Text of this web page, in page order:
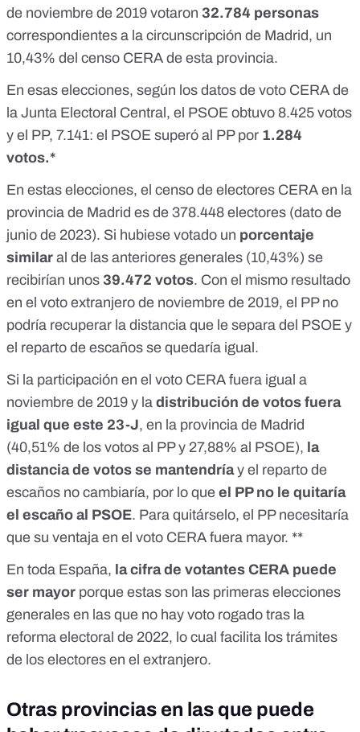
de noviembre de 2019 votaron 32.784 personas
correspondientes a la circunscripción de Madrid, un
10,43% del censo CERA de esta provincia.
En esas elecciones, según los datos de voto CERA de
la Junta Electoral Central , el PSOE obtuvo 8.425 votos
y el PP, 7.141: el PSOE superó al PP por 1.284
votos.*
En estas elecciones, el censo de electores CERA en la
provincia de Madrid es de 378.448 electores (dato de
junio de 2023). Si hubiese votado un porcentaje
similar al de las anteriores generales (10,43%) se
recibirían unos 39.472 votos. Con el mismo resultado
en el voto extranjero de noviembre de 2019, el PP no
podría recuperar la distancia que le separa del PSOE y
el reparto de escaños se quedaría igual.
Si la participación en el voto CERA fuera igual a
noviembre de 2019 y la distribución de votos fuera
igual que este 23-J, en la provincia de Madrid
(40,51% de los votos al PP y 27,88% al PSOE), la
distancia de votos se mantendríay el reparto de
escaños no cambiaría, por lo que el PP no le quitaría
el escaño al PSOE. Para quitárselo, el PP necesitaría
que su ventaja en el voto CERA fuera mayor. **
En toda España, la cifra de votantes CERA puede
ser mayor porque estas son las primeras elecciones
generales en las que no hay voto rogado tras la
reforma electoral de 2022, lo cual facilita los trámites
de los electores en el extranjero.
Otras provincias en las que puede